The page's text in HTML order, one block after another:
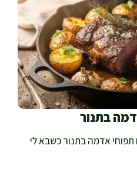
בתנור
אדמה בתנור כשבא לי